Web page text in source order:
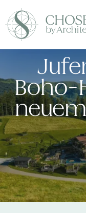
Boho-